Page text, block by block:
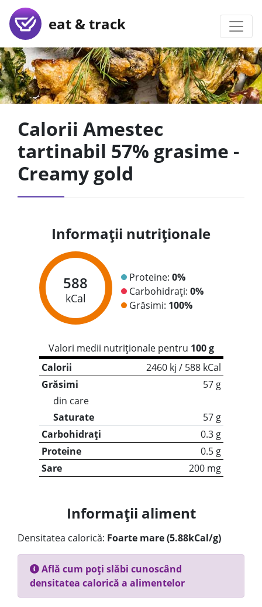
eat & track
Calorii Amestec
tartinabil 57% grasime -
Creamy gold
Informații nutriționale
588
kCal
Proteine: 0%
Carbohidrați: 0%
Grăsimi: 100%
Valori medii nutriționale pentru 100 g
Calorii
2460 kj / 588 kCal
Grăsimi
57 g
din care
Saturate
57 g
Carbohidrați
0.3 g
Proteine
0.5 g
Sare
200 mg
Informații aliment
Densitatea calorică: Foarte mare (5.88kCal/g)
Află cum poți slăbi cunoscând
densitatea calorică a alimentelor